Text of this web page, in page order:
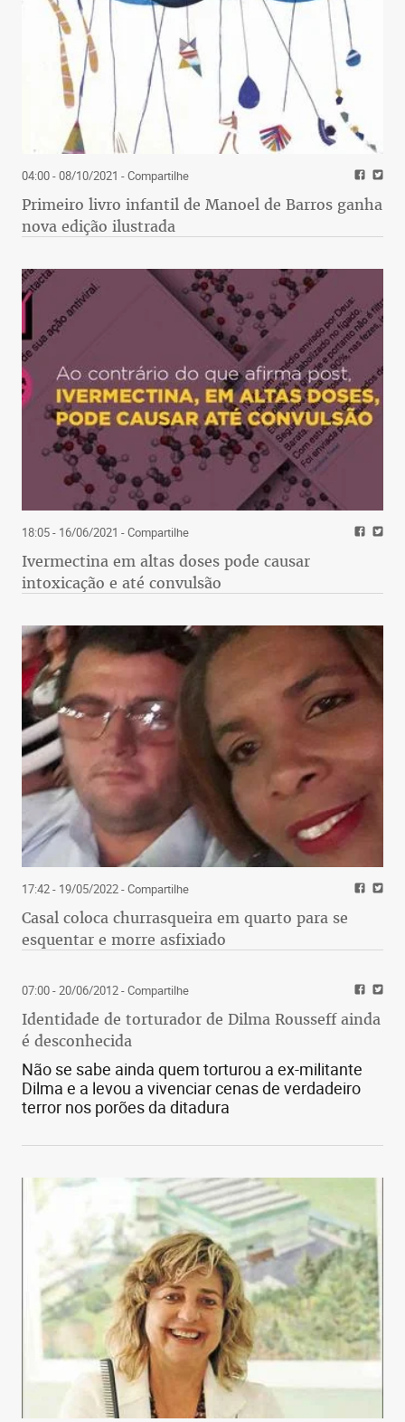
04:00 - 08/10/2021 - Compartilhe
Primeiro livro infantil de Manoel de Barros ganha
nova edição ilustrada
18:05 - 16/06/2021 - Compartilhe
Ivermectina em altas doses pode causar
intoxicação e até convulsão
17:42 - 19/05/2022- Compartilhe
Casal coloca churrasqueira em quarto para se
esquentar e morre asfixiado
07:00 - 20/06/2012- Compartilhe
Identidade de torturador de Dilma Rousseff ainda
é desconhecida
Não se sabe ainda quem torturou a ex-militante
Dilma e a levou a vivenciar cenas de verdadeiro
terror nos porões da ditadura